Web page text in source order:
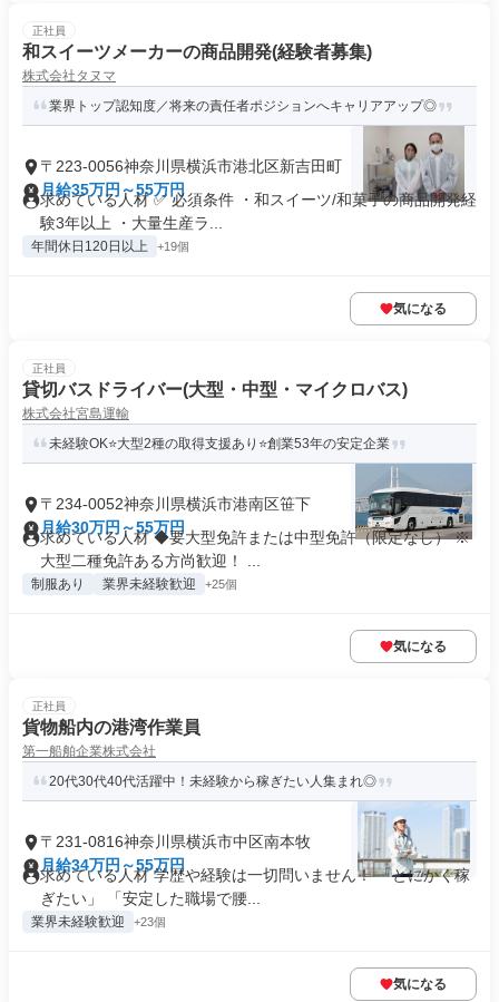
正社員
和スイーツメーカーの商品開発(経験者募集)
株式会社タヌマ
業界トップ認知度／将来の責任者ポジションへキャリアアップ◎
〒223-0056神奈川県横浜市港北区新吉田町
月給35万円～55万円
求めている人材 ✅ 必須条件 ・和スイーツ/和菓子の商品開発経
験3年以上 ・大量生産ラ...
年間休日120日以上 +19個
気になる
正社員
貸切バスドライバー(大型・中型・マイクロバス)
株式会社宮島運輸
未経験OK⭐大型2種の取得支援あり⭐創業53年の安定企業
〒234-0052神奈川県横浜市港南区笹下
月給30万円～55万円
求めている人材 ◆要大型免許または中型免許（限定なし） ※
大型二種免許ある方尚歓迎！ ...
制服あり 業界未経験歓迎 +25個
気になる
正社員
貨物船内の港湾作業員
第一船舶企業株式会社
20代30代40代活躍中！未経験から稼ぎたい人集まれ◎
〒231-0816神奈川県横浜市中区南本牧
月給34万円～55万円
求めている人材 学歴や経験は一切問いません！ 「とにかく稼
ぎたい」 「安定した職場で腰...
業界未経験歓迎 +23個
気になる